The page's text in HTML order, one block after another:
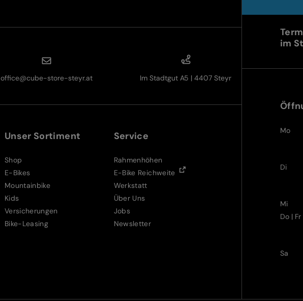
office@cube-store-steyr.at Im Stadtgut A5 | 4407 Steyr
Unser Sortiment
Shop
E-Bikes
Mountainbike
Kids
Versicherungen
Bike-Leasing
Service
Rahmenhöhen
E-Bike Reichweite
Werkstatt
Über Uns
Jobs
Newsletter
im
Mo
Di
Mi
Do | Fr
Sa